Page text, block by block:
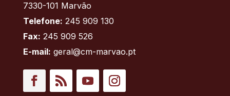
7330-101 Marvão
Telefone: 245 909 130
Fax: 245 909 526
E-mail: geral@cm-marvao.pt